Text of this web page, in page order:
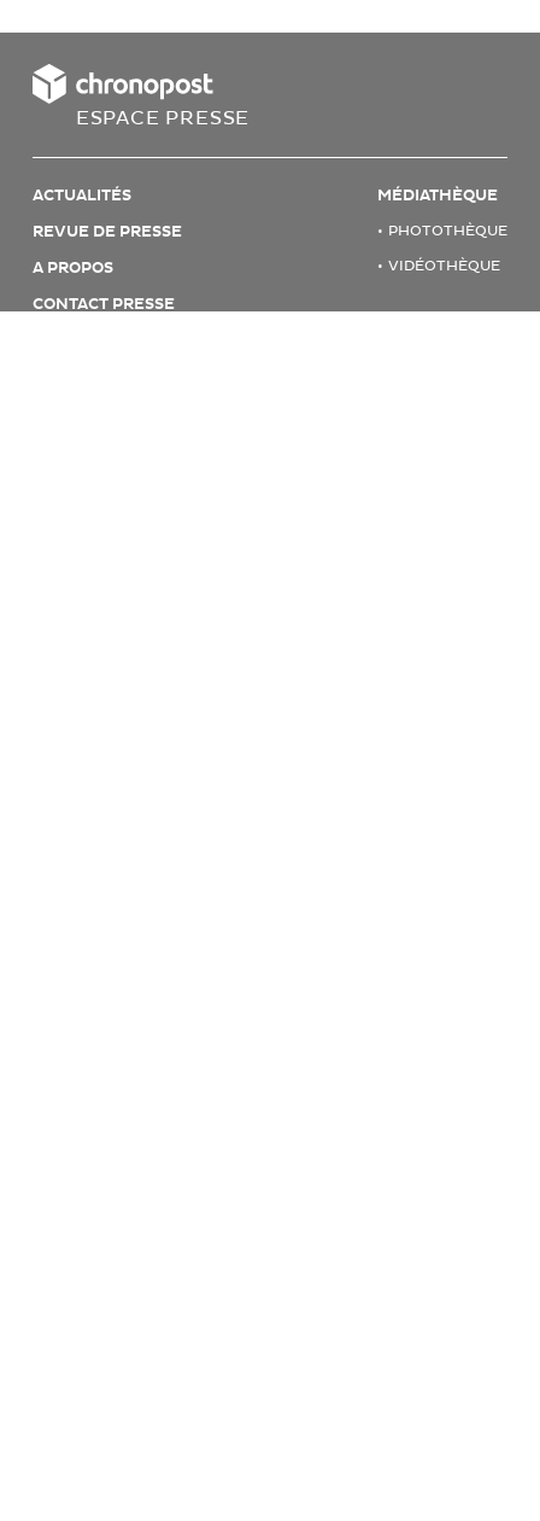
ESPACE PRESSE
ACTUALITÉS
REVUE DE PRESSE
A PROPOS
CONTACT PRESSE
MÉDIATHÈQUE
PHOTOTHÈQUE
VIDÉOTHÈQUE